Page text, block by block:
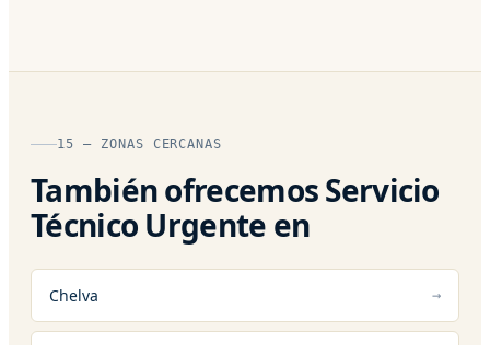
15 — ZONAS CERCANAS
También ofrecemos Servicio
Técnico Urgente en
Chelva